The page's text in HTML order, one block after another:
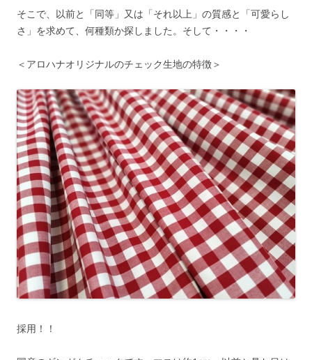
そこで、以前と「同等」又は「それ以上」の質感と「可愛らし
さ」を求めて、何種類か探しました。そして・・・・
＜アロハナオリジナルのチェック生地の特徴＞
採用！！